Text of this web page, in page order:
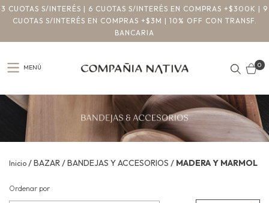
3 CUOTAS S/INTERÉS | 6 CUOTAS S/INTERÉS EN COMPRAS +$300K | 9
CUOTAS S/INTERÉS EN COMPRAS +$3M | 10% OFF CON TRANSF.
BANCARIA
MENÚ 0
Inicio /BAZAR/BANDEJAS Y ACCESORIOS / MADERA Y MARMOL
Ordenar por